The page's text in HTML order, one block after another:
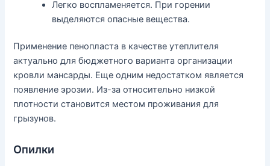
Легко воспламеняется. При горении
выделяются опасные вещества.
Применение пенопласта в качестве утеплителя
актуально для бюджетного варианта организации
кровли мансарды. Еще одним недостатком является
появление эрозии. Из-за относительно низкой
плотности становится местом проживания для
грызунов.
Опилки